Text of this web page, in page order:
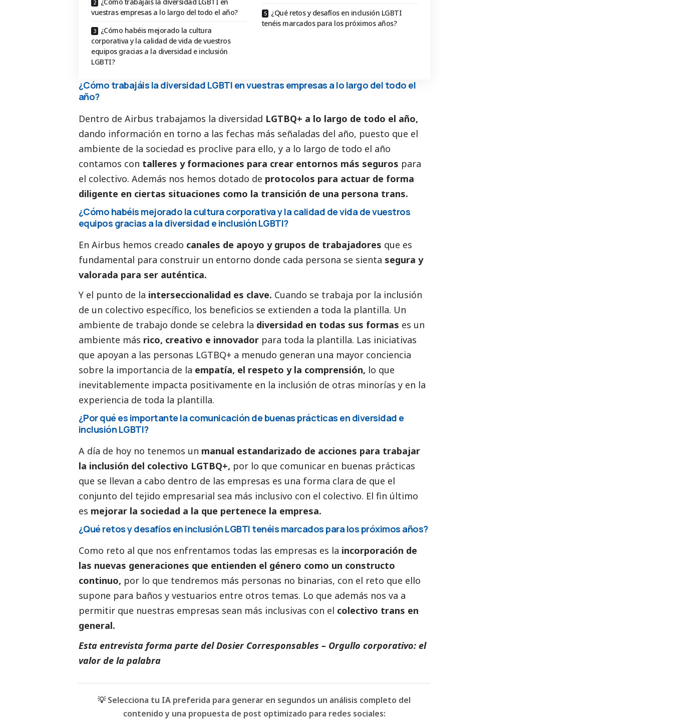
¿Cómo trabajáis la diversidad LGBTI en
vuestras empresas a lo largo del todo el año?
¿Cómo habéis mejorado la cultura
corporativa y la calidad de vida de vuestros
equipos gracias a la diversidad e inclusión
LGBTI?
¿Qué retos y desafíos en inclusión LGBTI
tenéis marcados para los próximos años?
¿Cómo trabajáis la diversidad LGBTI en vuestras empresas a lo largo del todo el
año?
Dentro de Airbus trabajamos la diversidad LGTBQ+ a lo largo de todo el año,
dando información en torno a las fechas más señaladas del año, puesto que el
ambiente de la sociedad es proclive para ello, y a lo largo de todo el año
contamos con talleres y formaciones para crear entornos más seguros para
el colectivo. Además nos hemos dotado de protocolos para actuar de forma
diligente en ciertas situaciones como la transición de una persona trans.
¿Cómo habéis mejorado la cultura corporativa y la calidad de vida de vuestros
equipos gracias a la diversidad e inclusión LGBTI?
En Airbus hemos creado canales de apoyo y grupos de trabajadores que es
fundamental para construir un entorno donde cada persona se sienta segura y
valorada para ser auténtica.
Y el punto de la interseccionalidad es clave. Cuando se trabaja por la inclusión
de un colectivo específico, los beneficios se extienden a toda la plantilla. Un
ambiente de trabajo donde se celebra la diversidad en todas sus formas es un
ambiente más rico, creativo e innovador para toda la plantilla. Las iniciativas
que apoyan a las personas LGTBQ+ a menudo generan una mayor conciencia
sobre la importancia de la empatía, el respeto y la comprensión, lo que
inevitablemente impacta positivamente en la inclusión de otras minorías y en la
experiencia de toda la plantilla.
¿Por qué es importante la comunicación de buenas prácticas en diversidad e
inclusión LGBTI?
A día de hoy no tenemos un manual estandarizado de acciones para trabajar
la inclusión del colectivo LGTBQ+, por lo que comunicar en buenas prácticas
que se llevan a cabo dentro de las empresas es una forma clara de que el
conjunto del tejido empresarial sea más inclusivo con el colectivo. El fin último
es mejorar la sociedad a la que pertenece la empresa.
¿Qué retos y desafíos en inclusión LGBTI tenéis marcados para los próximos años?
Como reto al que nos enfrentamos todas las empresas es la incorporación de
las nuevas generaciones que entienden el género como un constructo
continuo, por lo que tendremos más personas no binarias, con el reto que ello
supone para baños y vestuarios entre otros temas. Lo que además nos va a
permitir que nuestras empresas sean más inclusivas con el colectivo trans en
general.
Esta entrevista forma parte del Dosier Corresponsables – Orgullo corporativo: el
valor de la palabra
💡 Selecciona tu IA preferida para generar en segundos un análisis completo del
contenido y una propuesta de post optimizado para redes sociales: